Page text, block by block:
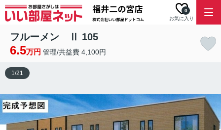
お気に入り
0
フルーメン Ⅱ 105
6.5万円 管理/共益費 4,100円
1/21